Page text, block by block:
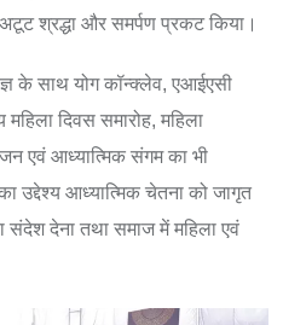
श्रद्धा और समर्पण प्रकट किया।
के साथ योग कॉन्क्लेव, एआईएसी
महिला दिवस समारोह, महिला
एवं आध्यात्मिक संगम का भी
उद्देश्य आध्यात्मिक चेतना को जागृत
देना तथा समाज में महिला एवं